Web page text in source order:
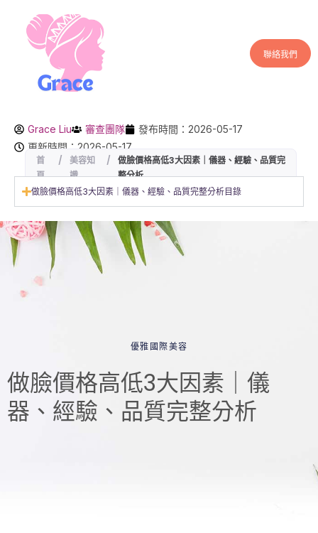
聯絡我們
Grace Liu 審查團隊
發布時間：2026-05-17
更新時間：2026-05-17
首
頁
/
美容知
識
/
做臉價格高低3大因素｜儀器、經驗、品質完
整分析
做臉價格高低3大因素｜儀器、經驗、品質完整分析目錄
優雅國際美容
做臉價格高低3大因素｜儀
器、經驗、品質完整分析